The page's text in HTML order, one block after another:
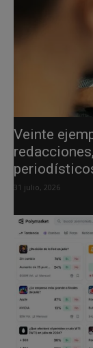
Veinte
31 julio, 2026